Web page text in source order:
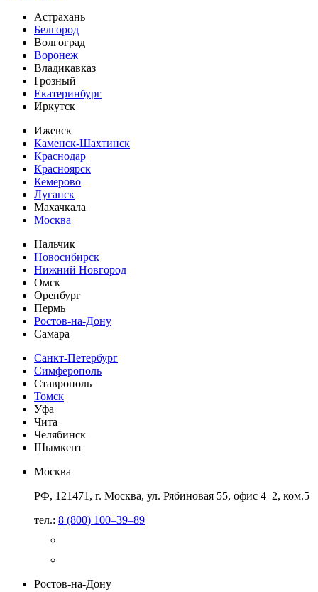
Астрахань
Белгород
Волгоград
Воронеж
Владикавказ
Грозный
Екатеринбург
Иркутск
Ижевск
Каменск-Шахтинск
Краснодар
Красноярск
Кемерово
Луганск
Махачкала
Москва
Нальчик
Новосибирск
Нижний Новгород
Омск
Оренбург
Пермь
Ростов-на-Дону
Самара
Санкт-Петербург
Симферополь
Ставрополь
Томск
Уфа
Чита
Челябинск
Шымкент
Москва
РФ, 121471, г. Москва, ул. Рябиновая 55, офис 4–2, ком.5
тел.: 8 (800) 100–39–89
Ростов-на-Дону